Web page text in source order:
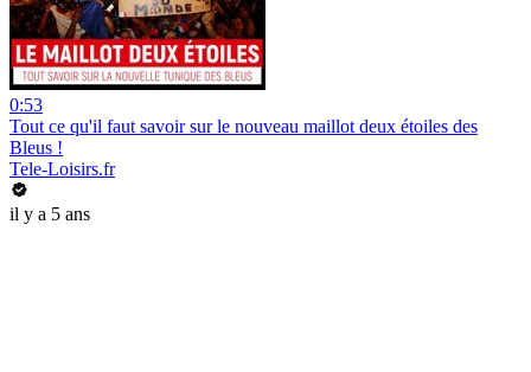
0:53
Tout ce qu'il faut savoir sur le nouveau maillot deux étoiles des
Bleus !
Tele-Loisirs.fr
il y a 5 ans